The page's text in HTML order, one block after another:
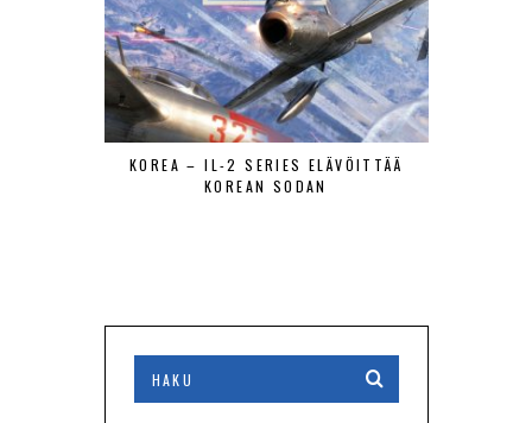
KOREA – IL-2 SERIES ELÄVÖITTÄÄ
KOREAN SODAN